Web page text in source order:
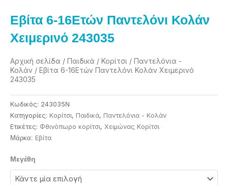
Εβίτα 6-16Ετών Παντελόνι Κολάν
Χειμερινό 243035
Αρχική σελίδα / Παιδικά / Κορίτσι / Παντελόνια -
Κολάν / Εβίτα 6-16Ετών Παντελόνι Κολάν Χειμερινό
243035
Κωδικός: 243035N
Κατηγορίες: Κορίτσι, Παιδικά, Παντελόνια - Κολάν
Ετικέτες: Φθινόπωρο κορίτσι, Χειμώνας Κορίτσι
Μάρκα: Eβίτα
Μεγέθη
Εβίτα
6-
16Ετών